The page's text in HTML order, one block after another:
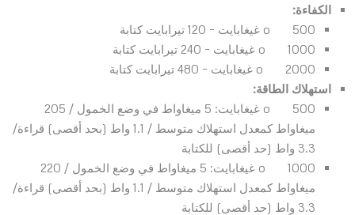
الكفاءة:
o 500 غيغابايت – 120 تيرابايت كتابة
o 1000 غيغابايت – 240 تيرابايت كتابة
o 2000 غيغابايت – 480 تيرابايت كتابة
استهلاك الطاقة:
o 500 غيغابايت: 5 ميغاواط في وضع الخمول / 205
ميغاواط كمعدل استهلاك متوسط / 1.1 واط (بحد أقصى) قراءة/
3.3 واط (حد أقصى) للكتابة
o 1000 غيغابايت: 5 ميغاواط في وضع الخمول / 220
ميغاواط كمعدل استهلاك متوسط / 1.1 واط (بحد أقصى) قراءة/
3.3 واط (حد أقصى) للكتابة